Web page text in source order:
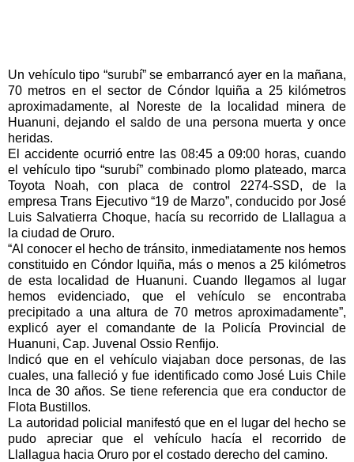
Un vehículo tipo “surubí” se embarrancó ayer en la mañana,
70 metros en el sector de Cóndor Iquiña a 25 kilómetros
aproximadamente, al Noreste de la localidad minera de
Huanuni, dejando el saldo de una persona muerta y once
heridas.
El accidente ocurrió entre las 08:45 a 09:00 horas, cuando
el vehículo tipo “surubí” combinado plomo plateado, marca
Toyota Noah, con placa de control 2274-SSD, de la
empresa Trans Ejecutivo “19 de Marzo”, conducido por José
Luis Salvatierra Choque, hacía su recorrido de Llallagua a
la ciudad de Oruro.
“Al conocer el hecho de tránsito, inmediatamente nos hemos
constituido en Cóndor Iquiña, más o menos a 25 kilómetros
de esta localidad de Huanuni. Cuando llegamos al lugar
hemos evidenciado, que el vehículo se encontraba
precipitado a una altura de 70 metros aproximadamente”,
explicó ayer el comandante de la Policía Provincial de
Huanuni, Cap. Juvenal Ossio Renfijo.
Indicó que en el vehículo viajaban doce personas, de las
cuales, una falleció y fue identificado como José Luis Chile
Inca de 30 años. Se tiene referencia que era conductor de
Flota Bustillos.
La autoridad policial manifestó que en el lugar del hecho se
pudo apreciar que el vehículo hacía el recorrido de
Llallagua hacia Oruro por el costado derecho del camino.